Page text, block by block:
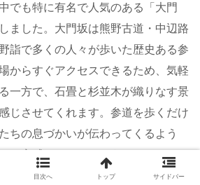
でも特に有名で人気のある「大門
ました。大門坂は熊野古道・中辺路
詣で多くの人々が歩いた歴史ある参
からすぐアクセスできるため、気軽
一方で、石畳と杉並木が織りなす景
じさせてくれます。参道を歩くだけ
ちの息づかいが伝わってくるよう
を実感できるでしょう。
目次へ トップ サイドバー